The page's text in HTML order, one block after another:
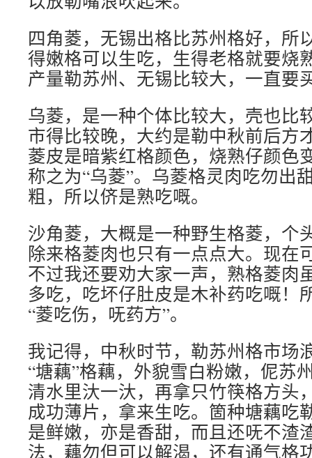
四角菱，无锡出格比苏州格好，所
得嫩格可以生吃，生得老格就要烧
产量勒苏州、无锡比较大，一直要
乌菱，是一种个体比较大，壳也比
市得比较晚，大约是勒中秋前后方
菱皮是暗紫红格颜色，烧熟仔颜色
称之为“乌菱”。乌菱格灵肉吃勿出
粗，所以侪是熟吃嘅。
沙角菱，大概是一种野生格菱，个
除来格菱肉也只有一点点大。现在
不过我还要劝大家一声，熟格菱肉
多吃，吃坏仔肚皮是木补药吃嘅！
“菱吃伤，呒药方”。
我记得，中秋时节，勒苏州格市场
“塘藕”格藕，外貌雪白粉嫩，伲苏
清水里汏一汏，再拿只竹筷格方头
成功薄片，拿来生吃。箇种塘藕吃
是鲜嫩，亦是香甜，而且还呒不渣
法，藕勿但可以解渴，还有通气格